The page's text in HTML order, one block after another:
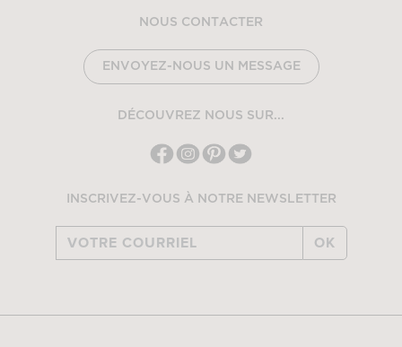
NOUS CONTACTER
ENVOYEZ-NOUS UN MESSAGE
DÉCOUVREZ NOUS SUR...
INSCRIVEZ-VOUS À NOTRE NEWSLETTER
OK